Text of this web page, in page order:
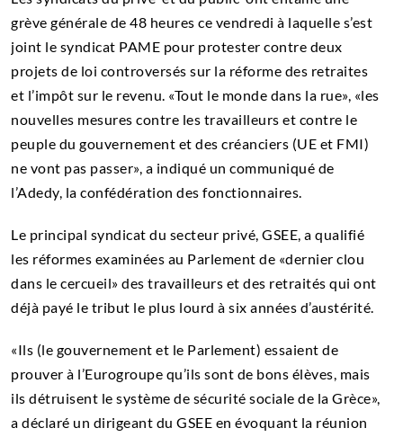
grève générale de 48 heures ce vendredi à laquelle s’est
joint le syndicat PAME pour protester contre deux
projets de loi controversés sur la réforme des retraites
et l’impôt sur le revenu. «Tout le monde dans la rue», «les
nouvelles mesures contre les travailleurs et contre le
peuple du gouvernement et des créanciers (UE et FMI)
ne vont pas passer», a indiqué un communiqué de
l’Adedy, la confédération des fonctionnaires.
Le principal syndicat du secteur privé, GSEE, a qualifié
les réformes examinées au Parlement de «dernier clou
dans le cercueil» des travailleurs et des retraités qui ont
déjà payé le tribut le plus lourd à six années d’austérité.
«Ils (le gouvernement et le Parlement) essaient de
prouver à l’Eurogroupe qu’ils sont de bons élèves, mais
ils détruisent le système de sécurité sociale de la Grèce»,
a déclaré un dirigeant du GSEE en évoquant la réunion